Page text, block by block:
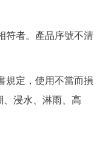
符者。產品序號不清
規定，使用不當而損
浸水、淋雨、高